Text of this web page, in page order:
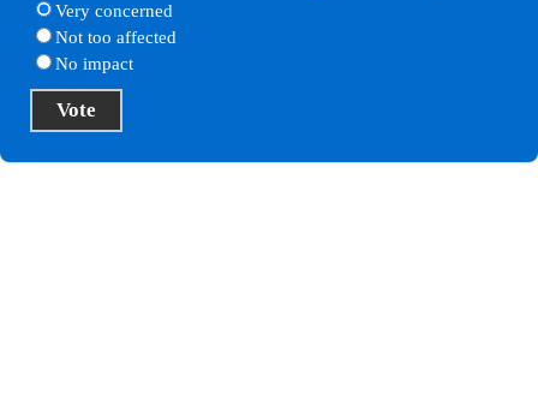
Very concerned
Not too affected
No impact